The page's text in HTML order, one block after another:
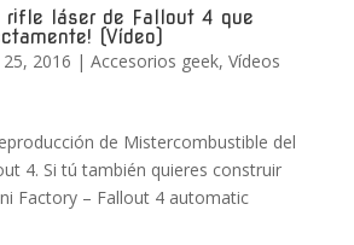
rifle láser de Fallout 4 que
(Vídeo)
2016 | Accesorios geek, Vídeos
de Mistercombustible del
4. Si tú también quieres construir
Factory – Fallout 4 automatic